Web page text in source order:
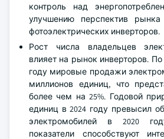
контроль над
улучшению перспектив
фотоэлектрических инверторов.
Рост числа владельцев
влияет на рынок инверторов.
году мировые продажи
миллионов единиц, что
более чем на 25%. Годовой
единиц в 2024 году превысил
электромобилей в 2020
показатели способствуют